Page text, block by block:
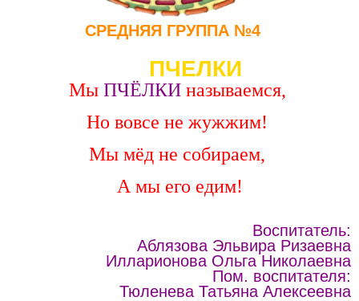
СРЕДНЯЯ ГРУППА №4
ПЧЕЛКИ
Мы ПЧЁЛКИ называемся,
Но вовсе не жужжим!
Мы мёд не собираем,
А мы его едим!
Воспитатель:
Аблязова Эльвира Ризаевна
Илларионова Ольга Николаевна
Пом. воспитателя:
Тюленева Татьяна Алексеевна